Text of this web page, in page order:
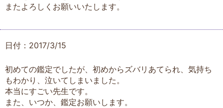
またよろしくお願いいたします。
日付：2017/3/15
初めての鑑定でしたが、初めからズバリあてられ、気持ち
もわかり、泣いてしまいました。
本当にすごい先生です。
また、いつか、鑑定お願いします。